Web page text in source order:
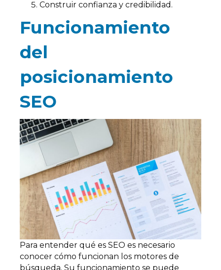
Construir confianza y credibilidad.
Funcionamiento
del
posicionamiento
SEO
Para entender qué es SEO es necesario
conocer cómo funcionan los motores de
búsqueda. Su funcionamiento se puede